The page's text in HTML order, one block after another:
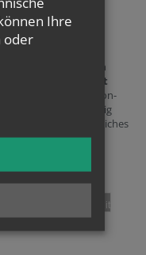
kritisches
zunehmend
finanziellen
„Dialog für Eine Welt
23.März im Wiener Don-
sichtbar, wie wichtig
– zivilgesellschaftliches
pin it
Ihre
oder